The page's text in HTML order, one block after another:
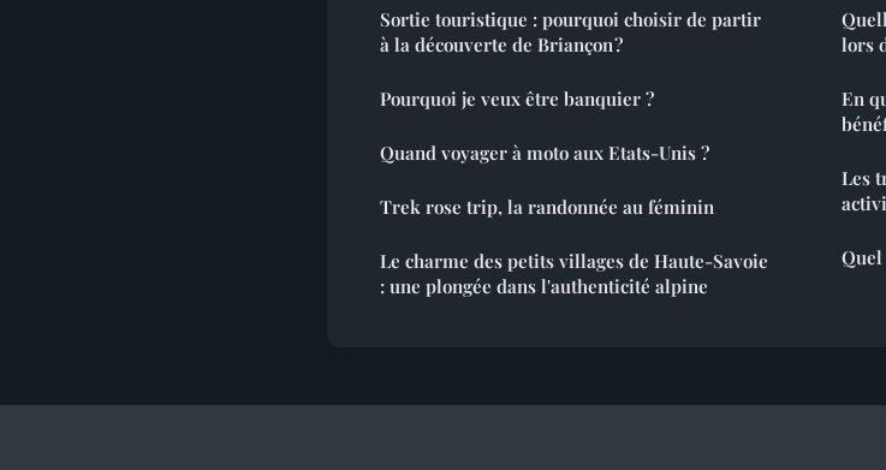
Sortie touristique : pourquoi choisir de partir
à la découverte de Briançon ?
Pourquoi je veux être banquier ?
Quand voyager à moto aux Etats-Unis ?
Trek rose trip, la randonnée au féminin
Le charme des petits villages de Haute-Savoie
: une plongée dans l'authenticité alpine
lors
En
Les